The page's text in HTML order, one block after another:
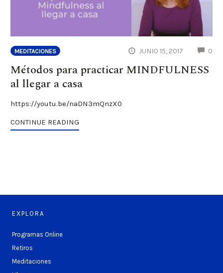
MEDITACIONES JUNIO 15, 2017 0
Métodos para practicar MINDFULNESS
al llegar a casa
https://youtu.be/naDN3mQnzX0
CONTINUE READING
EXPLORA
Programas Online
Retiros
Meditaciones